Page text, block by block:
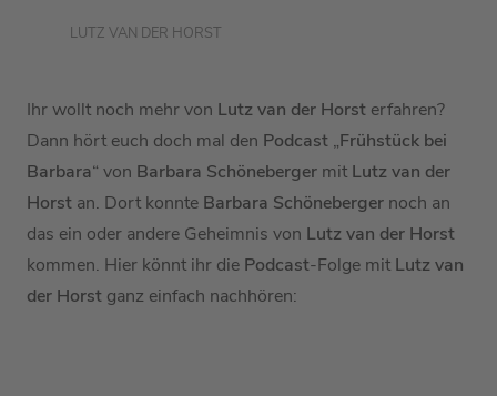
LUTZ VAN DER HORST
Ihr wollt noch mehr von Lutz van der Horst erfahren?
Dann hört euch doch mal den Podcast „Frühstück bei
Barbara“ von Barbara Schöneberger mit Lutz van der
Horst an. Dort konnte Barbara Schöneberger noch an
das ein oder andere Geheimnis von Lutz van der Horst
kommen. Hier könnt ihr die Podcast-Folge mit Lutz van
der Horst ganz einfach nachhören: